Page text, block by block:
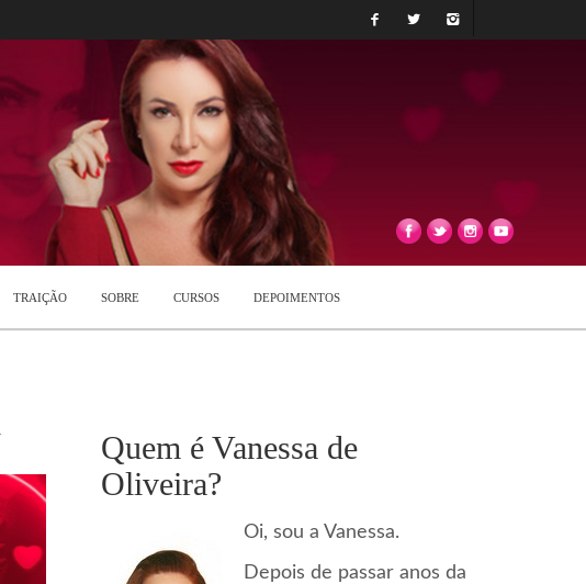
TRAIÇÃO SOBRE CURSOS DEPOIMENTOS
Quem é Vanessa de
Oliveira?
Oi, sou a Vanessa.
Depois de passar anos da